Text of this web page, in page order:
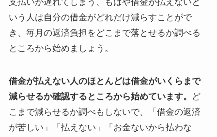
いう人は自分の借金がどれだけ減らすことがで
き、毎月の返済負担をどこまで落とせるか調べる
ところから始めましょう。
借金が払えない人のほとんどは借金がいくらまで
減らせるか確認するところから始めています。
ど
こまで減らせるか調べもしないで、「借金の返済
が苦しい」「払えない」「お金ないから払わな